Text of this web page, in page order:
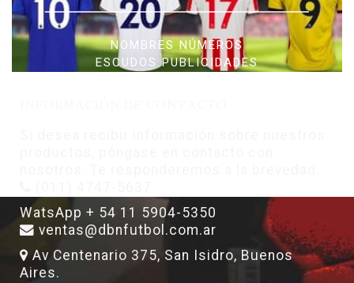
NOMBRES NÚMEROS
ESCUDOS PUBLICIDADES
WatsApp + 54 11 5904-5350
ventas@dbnfutbol.com.ar
Av Centenario 375, San Isidro, Buenos
Aires.